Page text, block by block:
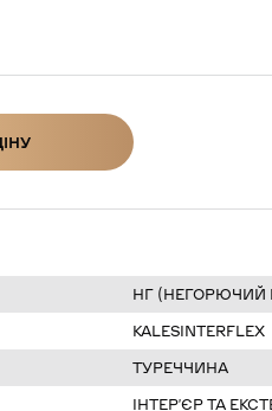
НГ (НЕГОРЮЧИЙ
KALESINTERFLEX
ТУРЕЧЧИНА
ІНТЕРʼЄР ТА